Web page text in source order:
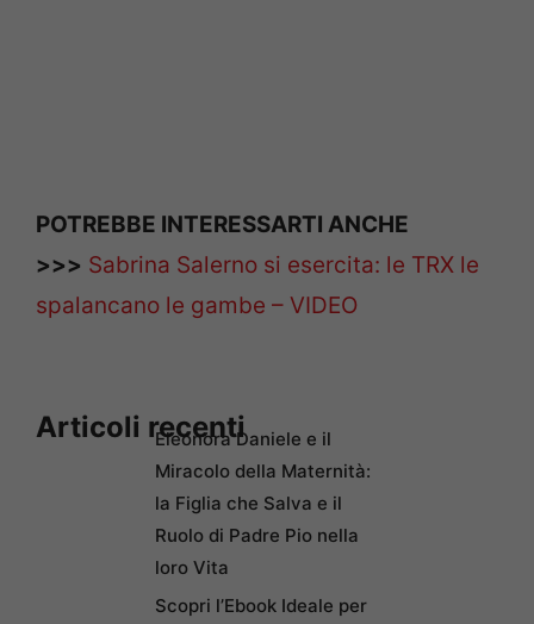
POTREBBE INTERESSARTI ANCHE
>>> Sabrina Salerno si esercita: le TRX le
spalancano le gambe – VIDEO
Articoli recentiEleonora Daniele e il
Miracolo della Maternità:
la Figlia che Salva e il
Ruolo di Padre Pio nella
loro Vita
Scopri l’Ebook Ideale per